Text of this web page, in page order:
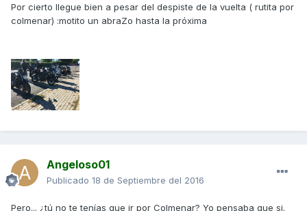
Por cierto llegue bien a pesar del despiste de la vuelta ( rutita por
colmenar) :motito un abraZo hasta la próxima
Angeloso01
Publicado 18 de Septiembre del 2016
Pero... ¿tú no te tenías que ir por Colmenar? Yo pensaba que si.